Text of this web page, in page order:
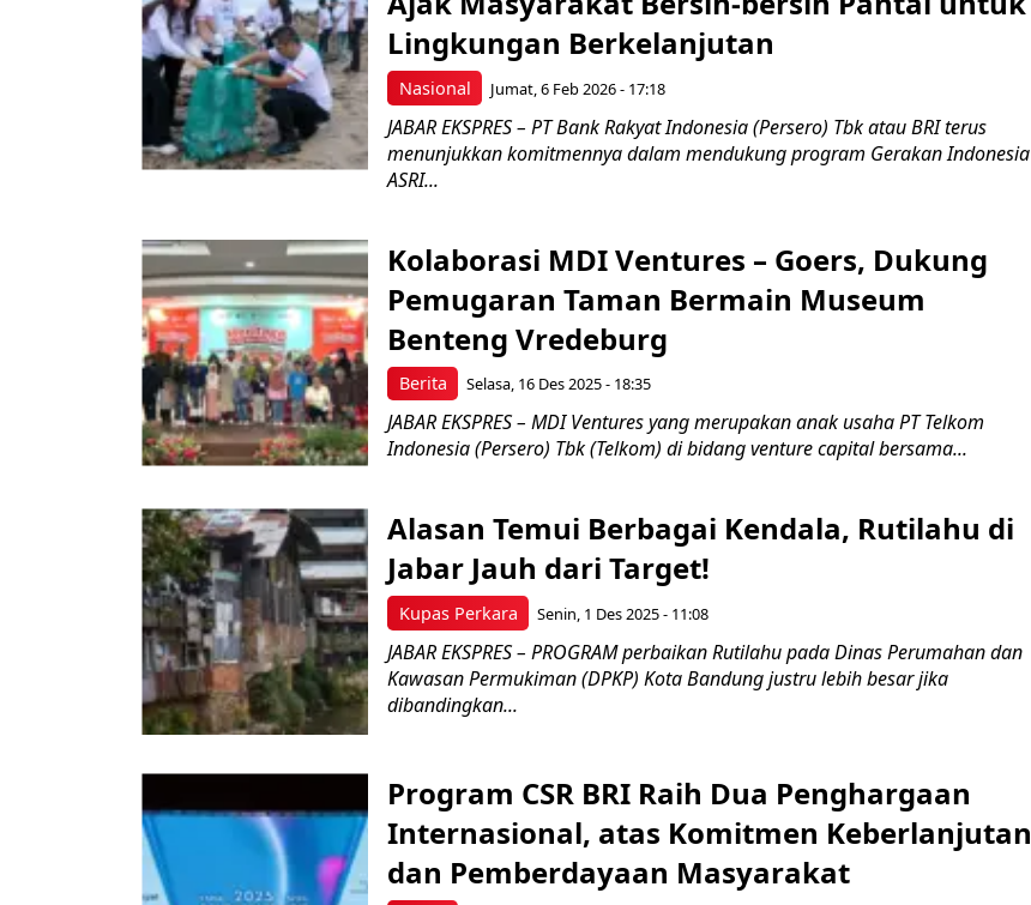
Nasional
Lingkungan Berkelanjutan
Jumat, 6 Feb 2026 - 17:18
JABAR EKSPRES – PT Bank Rakyat Indonesia (Persero) Tbk atau BRI terus
menunjukkan komitmennya dalam mendukung program Gerakan Indonesia
ASRI...
Berita
Kolaborasi MDI Ventures – Goers, Dukung
Pemugaran Taman Bermain Museum
Benteng Vredeburg
Selasa, 16 Des 2025 - 18:35
JABAR EKSPRES – MDI Ventures yang merupakan anak usaha PT Telkom
Indonesia (Persero) Tbk (Telkom) di bidang venture capital bersama...
Kupas Perkara
Alasan Temui Berbagai Kendala, Rutilahu di
Jabar Jauh dari Target!
Senin, 1 Des 2025 - 11:08
JABAR EKSPRES – PROGRAM perbaikan Rutilahu pada Dinas Perumahan dan
Kawasan Permukiman (DPKP) Kota Bandung justru lebih besar jika
dibandingkan...
Program CSR BRI Raih Dua Penghargaan
Internasional, atas Komitmen Keberlanjutan
dan Pemberdayaan Masyarakat